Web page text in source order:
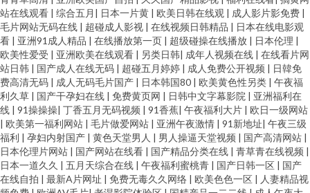
站在线观看 | 综合五月 | 日本一片黄 | 欧美日韩在线观 | 成人影片影免费 |
毛片网站无码在线 | 超碰成人影视 | 在线视频日韩精品 | 日本在线电影观
看 | 亚洲91成人精品 | 在线播放第一页 | 超级碰操在线播放 | 日本伦理 |
欧美性爱受 | 亚洲欧美在线观看 | 另类日韩| 成年人视频在线 | 在线看片网
站日韩 | 国产成人在线无码 | 超碰五月婷婷 | 成人免费公开视频 | 日韓免
费高清无码 | 成人无码毛片国产 | 日本韩国80 | 欧美黄色性另类 | 午夜福
利久草 | 国产干孕妇在线 | 免费黄页网 | 日韩中文字幕影院 | 亚洲福利在
线 | 91操操操| 丁香五月无码视频 | 91香蕉| 午夜福利大片 | 欧日一级网站
| 欧美第一福利网站 | 毛片做爱网站 | 亚洲午夜激情 | 91新地址| 午夜三级
福利 | 孕妇内射国产 | 黄色天堂男人 | 男人操逼天堂视频 | 国产高清网站 |
日本伦理片网站 | 国产网站在线看 | 国产精品分类在线 | 青草青在线视频 |
日本一道久久 | 五月天综合在线 | 午夜福利蜜桃青 | 国产日韩一区 | 国产
在线自拍 | 最新A片网址 | 免费无毒久久网络 | 欧美色色一区 | 人妻精品视